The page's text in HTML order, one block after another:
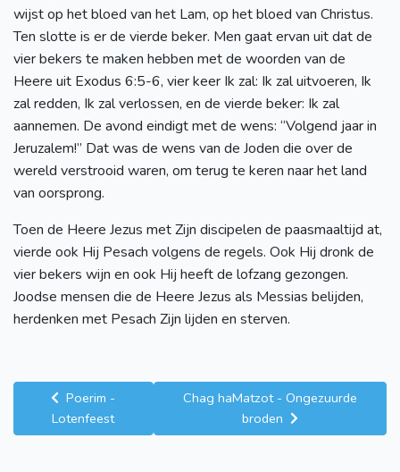
wijst op het bloed van het Lam, op het bloed van Christus.
Ten slotte is er de vierde beker. Men gaat ervan uit dat de
vier bekers te maken hebben met de woorden van de
Heere uit Exodus 6:5-6, vier keer Ik zal: Ik zal uitvoeren, Ik
zal redden, Ik zal verlossen, en de vierde beker: Ik zal
aannemen. De avond eindigt met de wens: “Volgend jaar in
Jeruzalem!” Dat was de wens van de Joden die over de
wereld verstrooid waren, om terug te keren naar het land
van oorsprong.
Toen de Heere Jezus met Zijn discipelen de paasmaaltijd at,
vierde ook Hij Pesach volgens de regels. Ook Hij dronk de
vier bekers wijn en ook Hij heeft de lofzang gezongen.
Joodse mensen die de Heere Jezus als Messias belijden,
herdenken met Pesach Zijn lijden en sterven.
Poerim -
Lotenfeest
Chag haMatzot - Ongezuurde
broden